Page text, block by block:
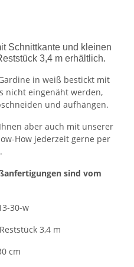
Schnittkante und kleinen
3,4 m erhältlich.
in weiß bestickt mit
nicht eingenäht werden,
und aufhängen.
aber auch mit unserer
How jederzeit gerne per
sind vom
30-w
3,4 m
cm